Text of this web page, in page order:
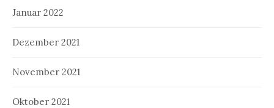
Januar 2022
Dezember 2021
November 2021
Oktober 2021